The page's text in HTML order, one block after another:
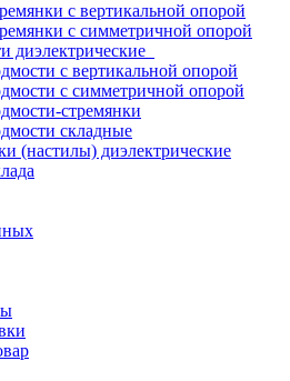
с вертикальной опорой
с симметричной опорой
диэлектрические
с вертикальной опорой
с симметричной опорой
стремянки
складные
(настилы) диэлектрические